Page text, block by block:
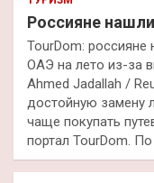
Россияне
TourDom: россияне
ОАЭ на лето из-за
Ahmed Jadallah /
достойную замену
чаще покупать
портал TourDom.